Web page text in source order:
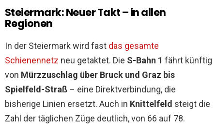
Steiermark: Neuer Takt – in allen
Regionen
In der Steiermark wird fast das gesamte
Schienennetz neu getaktet. Die S-Bahn 1 fährt künftig
von Mürzzuschlag über Bruck und Graz bis
Spielfeld-Straß – eine Direktverbindung, die
bisherige Linien ersetzt. Auch in Knittelfeld steigt die
Zahl der täglichen Züge deutlich, von 66 auf 78.